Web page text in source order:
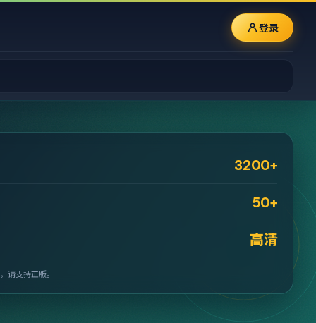
登录
3200+
50+
高清
请支持正版。